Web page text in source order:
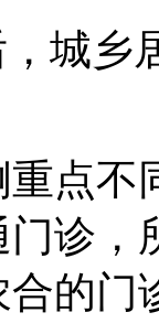
，城
点
诊
的门